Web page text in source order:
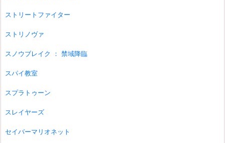
ストリートファイター
ストリノヴァ
スノウブレイク ： 禁域降臨
スパイ教室
スプラトゥーン
スレイヤーズ
セイバーマリオネット